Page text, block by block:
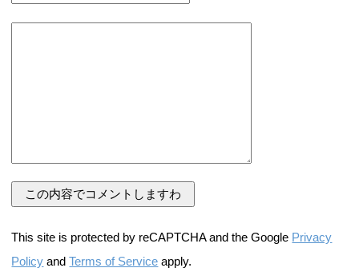
This site is protected by reCAPTCHA and the Google Privacy
Policy andTerms of Service apply.